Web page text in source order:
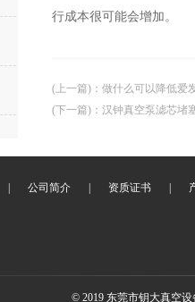
行成本很可能会增加。
(上一篇) ： 做什么可以降低爱
(下一篇) ： 汉钟真空泵滤芯堵
| 公司简介 | 资质证书 |
© 2019 东莞市钥大真空